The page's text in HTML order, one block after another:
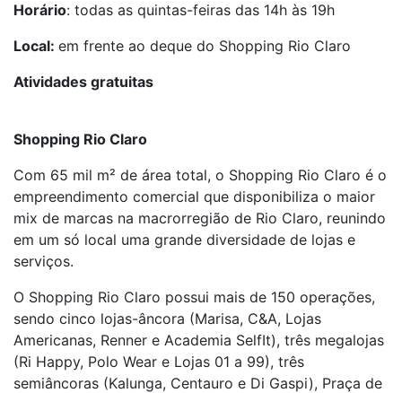
Horário: todas as quintas-feiras das 14h às 19h
Local: em frente ao deque do Shopping Rio Claro
Atividades gratuitas
Shopping Rio Claro
Com 65 mil m² de área total, o Shopping Rio Claro é o
empreendimento comercial que disponibiliza o maior
mix de marcas na macrorregião de Rio Claro, reunindo
em um só local uma grande diversidade de lojas e
serviços.
O Shopping Rio Claro possui mais de 150 operações,
sendo cinco lojas-âncora (Marisa, C&A, Lojas
Americanas, Renner e Academia SelfIt), três megalojas
(Ri Happy, Polo Wear e Lojas 01 a 99), três
semiâncoras (Kalunga, Centauro e Di Gaspi), Praça de